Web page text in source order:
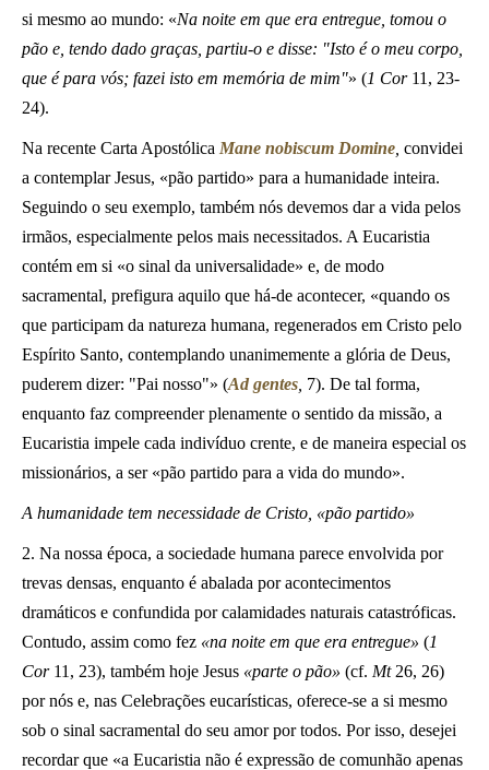
si mesmo ao mundo: «Na noite em que era entregue, tomou o
pão e, tendo dado graças, partiu-o e disse: "Isto é o meu corpo,
que é para vós; fazei isto em memória de mim"» (1 Cor 11, 23-
24).
Na recente Carta Apostólica Mane nobiscum Domine convidei
a contemplar Jesus, «pão partido» para a humanidade inteira.
Seguindo o seu exemplo, também nós devemos dar a vida pelos
irmãos, especialmente pelos mais necessitados. A Eucaristia
contém em si «o sinal da universalidade» e, de modo
sacramental, prefigura aquilo que há-de acontecer, «quando os
que participam da natureza humana, regenerados em Cristo pelo
Espírito Santo, contemplando unanimemente a glória de Deus,
puderem dizer: "Pai nosso"» (Ad gentes 7). De tal forma,
enquanto faz compreender plenamente o sentido da missão, a
Eucaristia impele cada indivíduo crente, e de maneira especial os
missionários, a ser «pão partido para a vida do mundo».
A humanidade tem necessidade de Cristo, «pão partido»
2. Na nossa época, a sociedade humana parece envolvida por
trevas densas, enquanto é abalada por acontecimentos
dramáticos e confundida por calamidades naturais catastróficas.
Contudo, assim como fez «na noite em que era entregue» (1
Cor 11, 23), também hoje Jesus «parte o pão» (cf. Mt 26, 26)
por nós e, nas Celebrações eucarísticas, oferece-se a si mesmo
sob o sinal sacramental do seu amor por todos. Por isso, desejei
recordar que «a Eucaristia não é expressão de comunhão apenas